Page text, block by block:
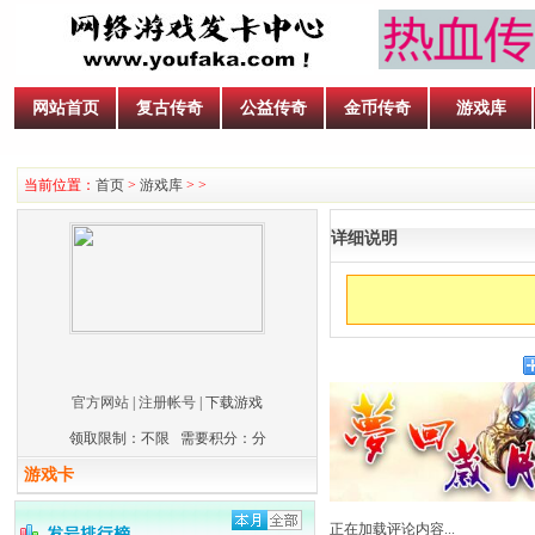
网站首页 复古传奇 公益传奇 金币传奇 游戏库
当前位置： 首页 > 游戏库 > >
官方网站 注册帐号 | 下载游戏
领取限制：不限 需要积分： 分
游戏卡
详细说明
正在加载评论内容...